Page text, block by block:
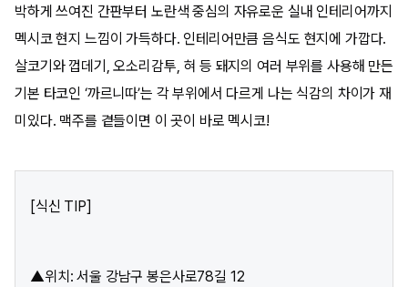
박하게 쓰여진 간판부터 노란색 중심의 자유로운 실내 인테리어까지
멕시코 현지 느낌이 가득하다. 인테리어만큼 음식도 현지에 가깝다.
살코기와 껍데기, 오소리감투, 혀 등 돼지의 여러 부위를 사용해 만든
기본 타코인 ‘까르니따’는 각 부위에서 다르게 나는 식감의 차이가 재
미있다. 맥주를 곁들이면 이 곳이 바로 멕시코!
[식신 TIP]
▲위치: 서울 강남구 봉은사로78길 12